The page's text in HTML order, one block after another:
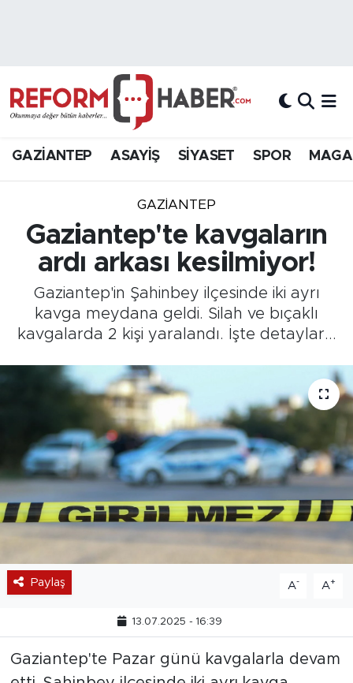
GAZİANTEP ASAYİŞ SİYASET SPOR
GAZIANTEP
Gaziantep'te kavgaların
ardı arkası kesilmiyor!
Gaziantep'in Şahinbey ilçesinde iki ayrı
kavga meydana geldi. Silah ve bıçaklı
kavgalarda 2 kişi yaralandı. İşte detaylar...
Paylaş A- A+
13.07.2025 - 16:39
Gaziantep'te Pazar günü kavgalarla devam
Hava Durumu
Süper Lig Puan Durumu ve Fikstür
Tüm Manşetler
Son Dakika Haberleri
Haber Arşivi